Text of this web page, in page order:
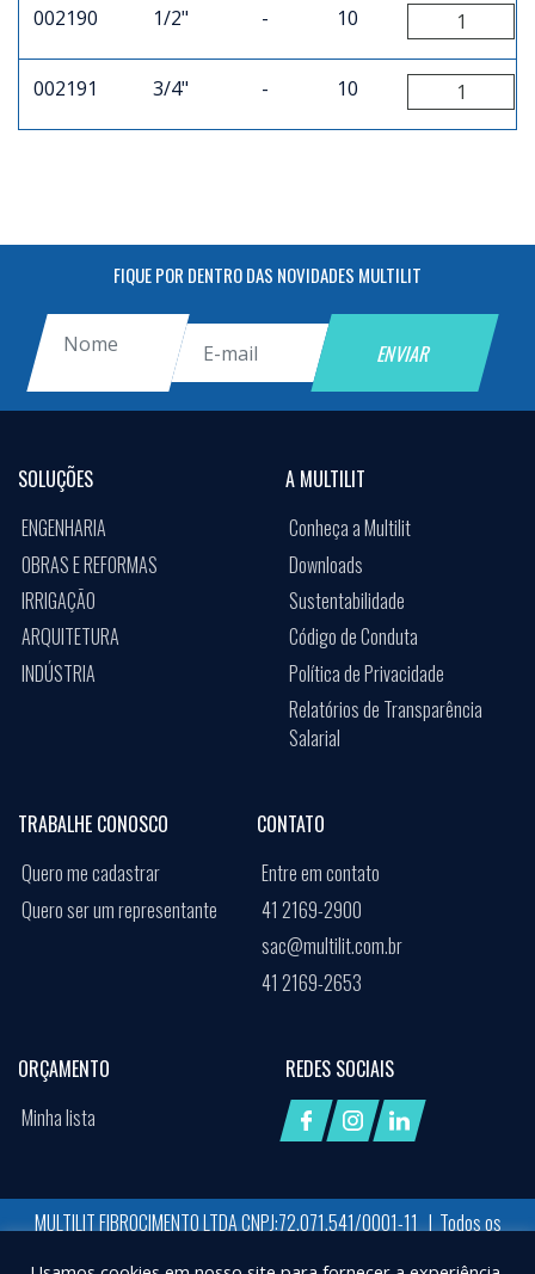
002190 1/2" - 10
002191 3/4" - 10
FIQUE POR DENTRO DAS NOVIDADES MULTILIT
SOLUÇÕES
ENGENHARIA
OBRAS E REFORMAS
IRRIGAÇÃO
ARQUITETURA
INDÚSTRIA
A MULTILIT
Conheça a Multilit
Downloads
Sustentabilidade
Código de Conduta
Política de Privacidade
Relatórios de Transparência
Salarial
ORÇAMENTO
Minha lista
TRABALHE CONOSCO
Quero me cadastrar
Quero ser um representante
CONTATO
Entre em contato
41 2169-2900
sac@multilit.com.br
41 2169-2653
REDES SOCIAIS
MULTILIT FIBROCIMENTO LTDA CNPJ:72.071.541/0001-11 | Todos os